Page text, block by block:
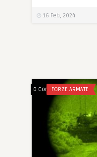
16 Feb, 2024
0 CommentsFORZE ARMATE